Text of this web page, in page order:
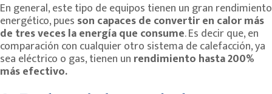
En general, este tipo de equipos tienen un gran rendimiento
energético, pues son capaces de convertir en calor más
de tres veces la energía que consume. Es decir que, en
comparación con cualquier otro sistema de calefacción, ya
sea eléctrico o gas, tienen un rendimiento hasta 200%
más efectivo.